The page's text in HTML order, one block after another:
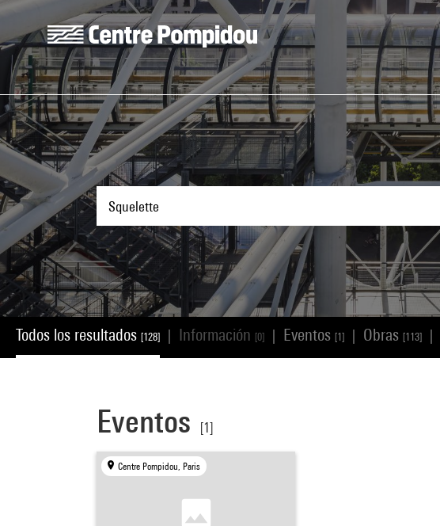
Skip to main content
Centre Pompidou
Todos los resultados [128] Información [0] Eventos [1] Obras [113]
Eventos [1]
Centre Pompidou, Paris